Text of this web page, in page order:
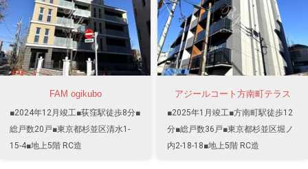
FAM ogikubo
■2024年12月竣工■荻窪駅徒歩8分■
総戸数20戸■東京都杉並区清水1-
15-4■地上5階 RC造
アジールコート方南町テラス
■2025年1月竣工■方南町駅徒歩12
分■総戸数36戸■東京都杉並区堀ノ
内2-18-18■地上5階 RC造